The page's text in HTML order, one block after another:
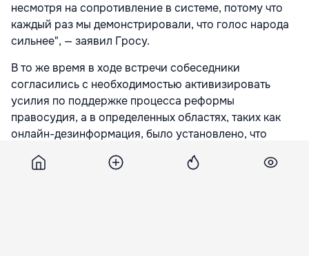
несмотря на сопротивление в системе, потому что
каждый раз мы демонстрировали, что голос народа
сильнее", — заявил Гросу.
В то же время в ходе встречи собеседники
согласились с необходимостью активизировать
усилия по поддержке процесса реформы
правосудия, а в определенных областях, таких как
онлайн-дезинформация, было установлено, что
явлением.